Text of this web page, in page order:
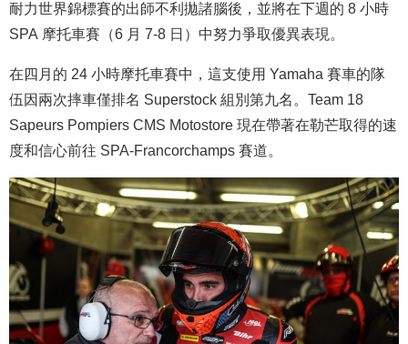
耐力世界錦標賽的出師不利拋諸腦後，並將在下週的 8 小時
SPA 摩托車賽（6 月 7-8 日）中努力爭取優異表現。
在四月的 24 小時摩托車賽中，這支使用 Yamaha 賽車的隊
伍因兩次摔車僅排名 Superstock 組別第九名。Team 18
Sapeurs Pompiers CMS Motostore 現在帶著在勒芒取得的速
度和信心前往 SPA-Francorchamps 賽道。